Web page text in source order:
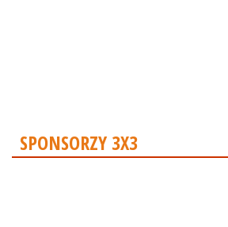
SPONSORZY 3X3